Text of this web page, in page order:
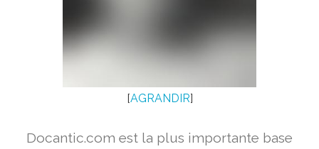
[AGRANDIR]
Docantic.com est la plus importante base